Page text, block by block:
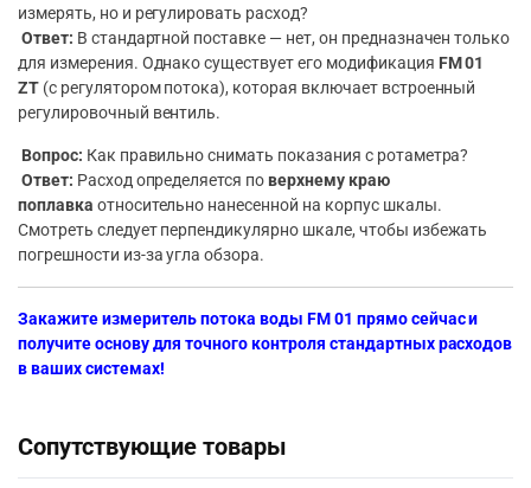
измерять, но и регулировать расход?
Ответ: В стандартной поставке — нет, он предназначен только
для измерения. Однако существует его модификация FM 01
ZT(с регулятором потока), которая включает встроенный
регулировочный вентиль.
Вопрос: Как правильно снимать показания с ротаметра?
Ответ: Расход определяется по верхнему краю
поплавка относительно нанесенной на корпус шкалы.
Смотреть следует перпендикулярно шкале, чтобы избежать
погрешности из-за угла обзора.
Закажите измеритель потока воды FM 01 прямо сейчас и
получите основу для точного контроля стандартных расходов
в ваших системах!
Сопутствующие товары